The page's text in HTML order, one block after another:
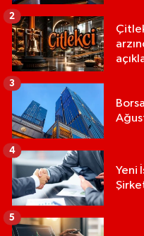
2
3
Yeni
4
5